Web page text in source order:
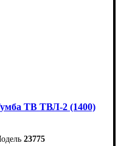
ТВ ТВЛ-2 (1400)
23775